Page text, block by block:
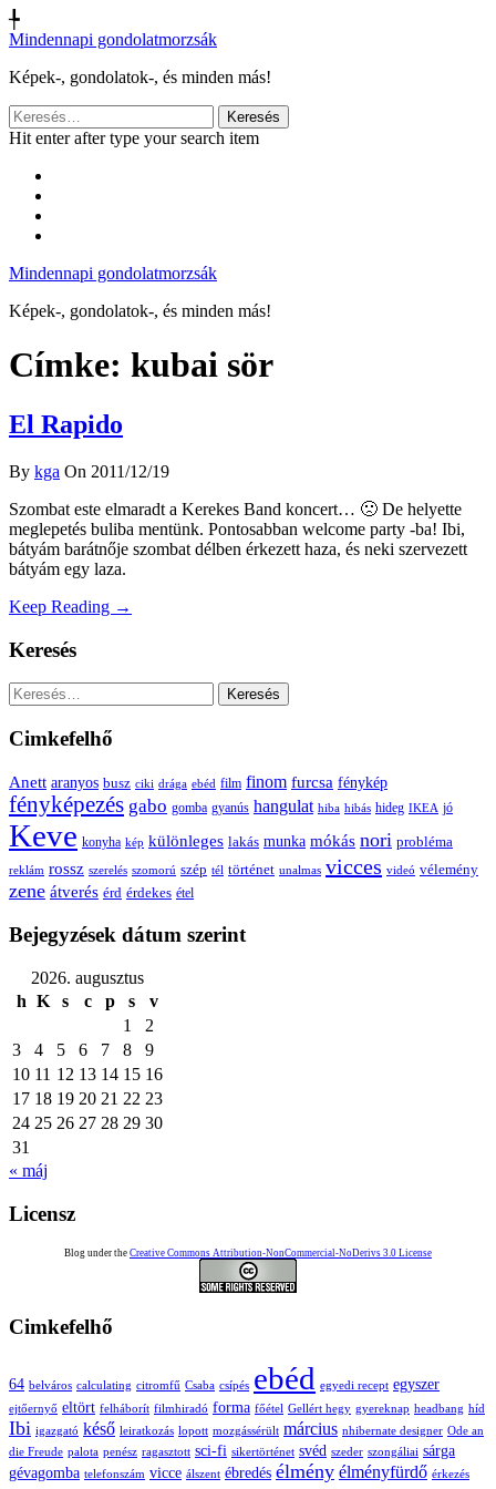
╄
Mindennapi gondolatmorzsák
Képek-, gondolatok-, és minden más!
Keresés:
Hit enter after type your search item
Mindennapi gondolatmorzsák
Képek-, gondolatok-, és minden más!
Címke: kubai sör
El Rapido
By kga On 2011/12/19
Szombat este elmaradt a Kerekes Band koncert… 🙁 De helyette
meglepetés buliba mentünk. Pontosabban welcome party -ba! Ibi,
bátyám barátnője szombat délben érkezett haza, és neki szervezett
bátyám egy laza.
Keep Reading →
Keresés
Keresés:
Cimkefelhő
Anett aranyos busz ciki drága ebéd film finom furcsa fénykép
fényképezés gabo gomba gyanús hangulat hiba hibás hideg IKEA jó
Keve konyha kép különleges lakás munka mókás nori probléma
reklám rossz szerelés szomorú szép tél történet unalmas vicces videó vélemény
zene átverés érd érdekes étel
Bejegyzések dátum szerint
2026. augusztus
h K s c p s
v
1
2
3
4 5 6 7 8
9
10 11 12 13 14 15 16
17 18 19 20 21 22 23
24 25 26 27 28 29 30
31
« máj
Licensz
Blog under the Creative Commons Attribution-NonCommercial-NoDerivs 3.0 License
Cimkefelhő
64 belváros calculating citromfű Csaba csípés ebéd egyedi recept egyszer
ejtőernyő eltört felháborít filmhiradó forma főétel Gellért hegy gyereknap headbang híd
Ibi igazgató késő leiratkozás lopott mozgássérült március nhibernate designer Ode an
die Freude palota penész ragasztott sci-fi sikertörténet svéd szeder szongáliai sárga
gévagomba telefonszám vicce álszent ébredés élmény élményfürdő érkezés